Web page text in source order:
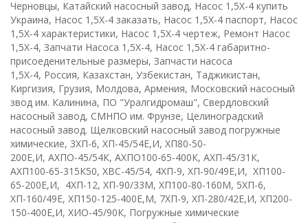
Черновцы, Катайский насосный завод, Насос 1,5Х-4 купить
Украина, Насос 1,5Х-4 заказать, Насос 1,5Х-4 паспорт, Насос
1,5Х-4 характеристики, Насос 1,5Х-4 чертеж, Ремонт Насос
1,5Х-4, Запчати Насоса 1,5Х-4, Насос 1,5Х-4 габаритно-
присоеденительные размеры, Запчасти насоса
1,5Х-4, Россия, Казахстан, Узбекистан, Таджикистан,
Киргизия, Грузия, Молдова, Армения, Московский насосный
звод им. Калинина, ПО "Уралгидромаш", Свердловский
насосный завод, СМНПО им. Фрунзе, Целиноградский
насосный завод. Щелковский насосный завод погружные
химические, 3ХП-6, ХП-45/54Е,И, ХП80-50-
200Е,И, АХПО-45/54К, АХПО100-65-400К, АХП-45/31К,
АХП100-65-315К50, ХВС-45/54, 4ХП-9, ХП-90/49Е,И, ХП100-
65-200Е,И, 4ХП-12, ХП-90/33М, ХП100-80-160М, 5ХП-6,
ХП-160/49Е, ХП150-125-400Е,М, 7ХП-9, ХП-280/42Е,И, ХП200-
150-400Е,И, ХИО-45/90К, Погружные химические